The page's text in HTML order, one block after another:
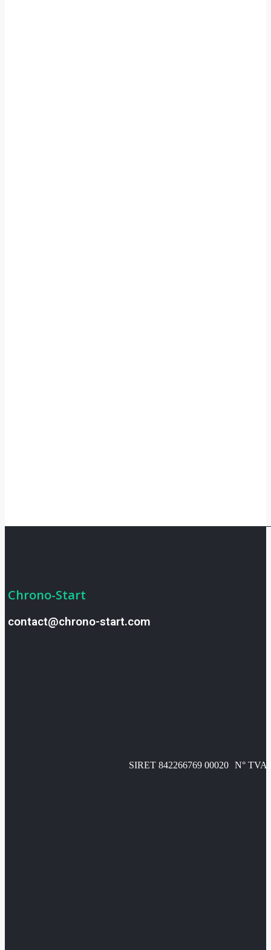
Chrono-Start
contact@chrono-start.com
SIRET 842266769 00020 N° TVA